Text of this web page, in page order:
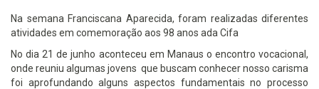
Na semana Franciscana Aparecida, foram realizadas diferentes
atividades em comemoração aos 98 anos ada Cifa
No dia 21 de junho aconteceu em Manaus o encontro vocacional,
onde reuniu algumas jovens que buscam conhecer nosso carisma
foi aprofundando alguns aspectos fundamentais no processo